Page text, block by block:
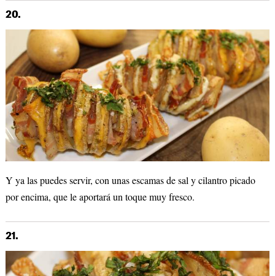
20.
Y ya las puedes servir, con unas escamas de sal y cilantro picado
por encima, que le aportará un toque muy fresco.
21.